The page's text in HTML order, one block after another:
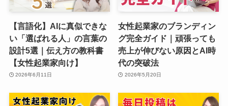
【言語化】AIに真似できな
い「選ばれる人」の言葉の
設計5選｜伝え方の教科書
【女性起業家向け】
2026年6月11日
女性起業家のブランディン
グ完全ガイド｜頑張っても
売上が伸びない原因とAI時
代の突破法
2026年5月20日